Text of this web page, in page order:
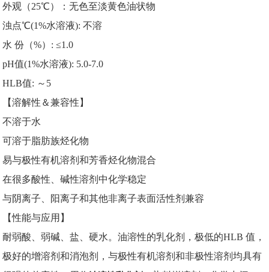
外观（25℃）：无色至淡黄色油状物
浊点℃(1%水溶液): 不溶
水 份（%）: ≤1.0
pH值(1%水溶液): 5.0-7.0
HLB值: ～5
【溶解性＆兼容性】
不溶于水
可溶于脂肪族烃化物
易与极性有机溶剂和芳香烃化物混合
在很多酸性、碱性溶剂中化学稳定
与阴离子、阳离子和其他非离子表面活性剂兼容
【性能与应用】
耐弱酸、弱碱、盐、硬水。油溶性的乳化剂，极低的HLB 值，
极好的增溶剂和消泡剂，与极性有机溶剂和非极性溶剂均具有